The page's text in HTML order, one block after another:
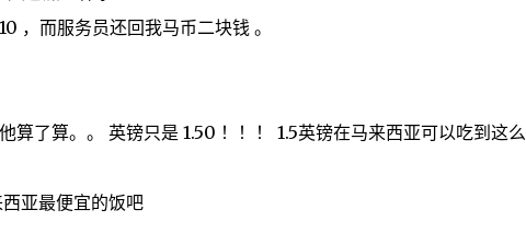
，而服务员还回我马币二块钱 。
算了算。。 英镑只是 1.50 ！！！ 1.5英镑在马来西亚可以吃到这么
亚最便宜的饭吧